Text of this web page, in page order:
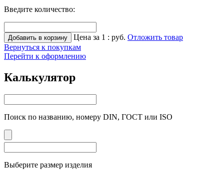
Введите количество:
Цена за 1 : руб. Отложить товар
Вернуться к покупкам
Перейти к оформлению
Калькулятор
Поиск по названию, номеру DIN, ГОСТ или ISO
Выберите размер изделия